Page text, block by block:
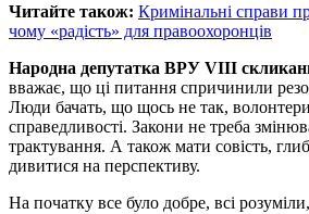
Читайте також: Кримінальні справи
чому «радість» для правоохоронців
Народна депутатка ВРУ VІІI
вважає, що ці питання спричинили
Люди бачать, що щось не так, волонтери
справедливості. Закони не треба
трактування. А також мати совість,
дивитися на перспективу.
На початку все було добре, всі